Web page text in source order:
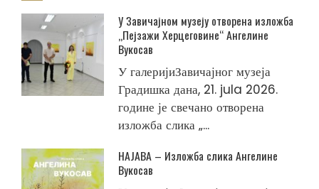
У Завичајном музеју отворена изложба
„Пејзажи Херцеговине“ Ангелине
Вукосав
У галеријиЗавичајног музеја
Градишка дана, 21. jula 2026.
године је свечано отворена
изложба слика „...
НАЈАВА – Изложба слика Ангелине
Вукосав